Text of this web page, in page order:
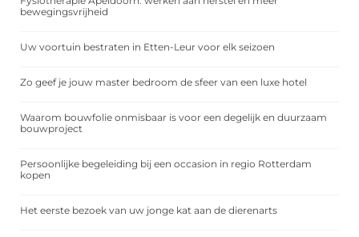
bewegingsvrijheid
Uw voortuin bestraten in Etten-Leur voor elk seizoen
Zo geef je jouw master bedroom de sfeer van een luxe hotel
Waarom bouwfolie onmisbaar is voor een degelijk en duurzaam
bouwproject
Persoonlijke begeleiding bij een occasion in regio Rotterdam
kopen
Het eerste bezoek van uw jonge kat aan de dierenarts